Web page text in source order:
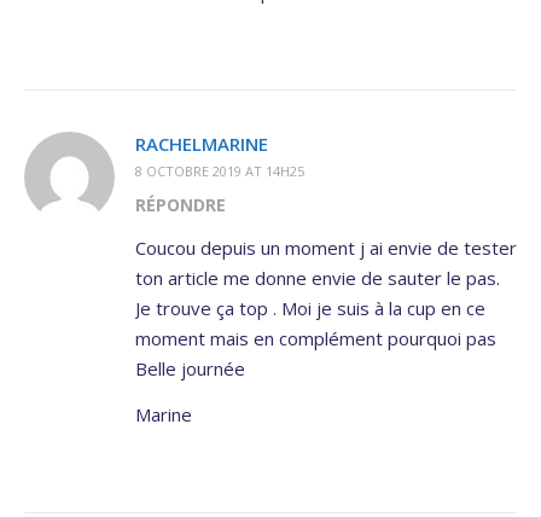
RACHELMARINE
8 OCTOBRE 2019 AT 14H25
RÉPONDRE
Coucou depuis un moment j ai envie de tester
ton article me donne envie de sauter le pas.
Je trouve ça top . Moi je suis à la cup en ce
moment mais en complément pourquoi pas
Belle journée
Marine